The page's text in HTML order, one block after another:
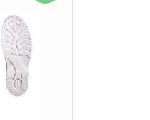
riscos leves
O
meia de
e
44, essa bota
de
#BotaPVC